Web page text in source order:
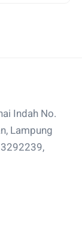
Indah No.
Lampung